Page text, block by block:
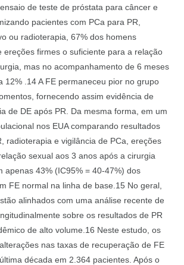
de teste de próstata para câncer e
pacientes com PCa para PR,
ou radioterapia, 67% dos homens
ereções firmes o suficiente para a relação
mas no acompanhamento de 6 meses
12% .14 A FE permaneceu pior no grupo
fornecendo assim evidência de
de DE após PR. Da mesma forma, em um
nos EUA comparando resultados
radioterapia e vigilância de PCa, ereções
sexual aos 3 anos após a cirurgia
apenas 43% (IC95% = 40-47%) dos
FE normal na linha de base.15 No geral,
alinhados com uma análise recente de
sobre os resultados de PR
de alto volume.16 Neste estudo, os
nas taxas de recuperação de FE
década em 2.364 pacientes. Após o